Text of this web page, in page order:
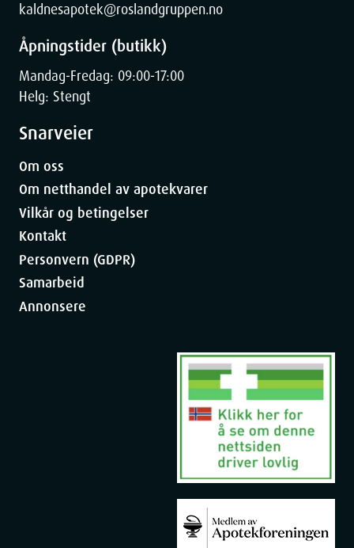
kaldnesapotek@roslandgruppen.no
Åpningstider (butikk)
Mandag-Fredag: 09:00-17:00
Helg: Stengt
Snarveier
Om oss
Om netthandel av apotekvarer
Vilkår og betingelser
Kontakt
Personvern (GDPR)
Samarbeid
Annonsere